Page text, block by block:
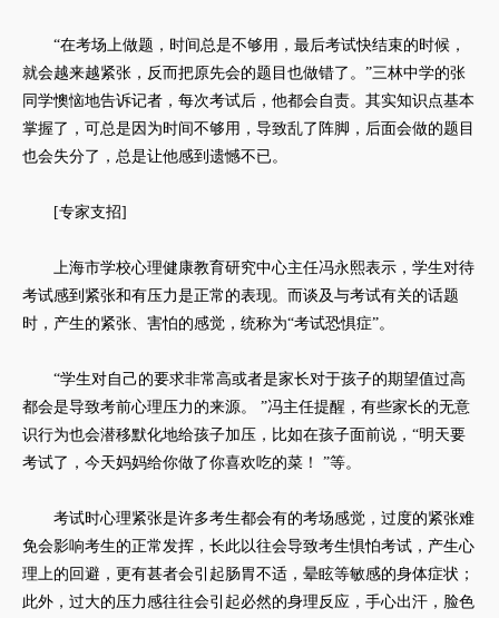
“在考场上做题，时间总是不够用，最后考试快结束的时候，
就会越来越紧张，反而把原先会的题目也做错了。”三林中学的张
同学懊恼地告诉记者，每次考试后，他都会自责。其实知识点基本
掌握了，可总是因为时间不够用，导致乱了阵脚，后面会做的题目
也会失分了，总是让他感到遗憾不已。
[专家支招]
上海市学校心理健康教育研究中心主任冯永熙表示，学生对待
考试感到紧张和有压力是正常的表现。而谈及与考试有关的话题
时，产生的紧张、害怕的感觉，统称为“考试恐惧症”。
“学生对自己的要求非常高或者是家长对于孩子的期望值过高
都会是导致考前心理压力的来源。 ”冯主任提醒，有些家长的无意
识行为也会潜移默化地给孩子加压，比如在孩子面前说，“明天要
考试了，今天妈妈给你做了你喜欢吃的菜！ ”等。
考试时心理紧张是许多考生都会有的考场感觉，过度的紧张难
免会影响考生的正常发挥，长此以往会导致考生惧怕考试，产生心
理上的回避，更有甚者会引起肠胃不适，晕眩等敏感的身体症状；
此外，过大的压力感往往会引起必然的身理反应，手心出汗，脸色